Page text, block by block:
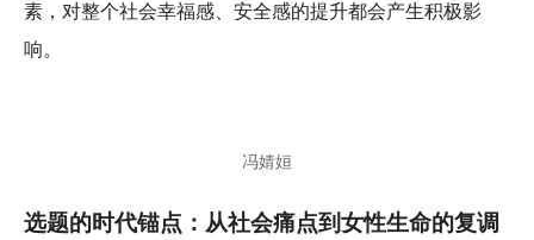
素，对整个社会幸福感、安全感的提升都会产生积极影
响。
冯婧姮
选题的时代锚点：从社会痛点到女性生命的复调